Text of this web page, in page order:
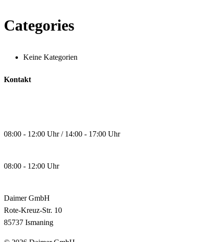
Categories
Keine Kategorien
Kontakt
08:00 - 12:00 Uhr / 14:00 - 17:00 Uhr
08:00 - 12:00 Uhr
Daimer GmbH
Rote-Kreuz-Str. 10
85737 Ismaning